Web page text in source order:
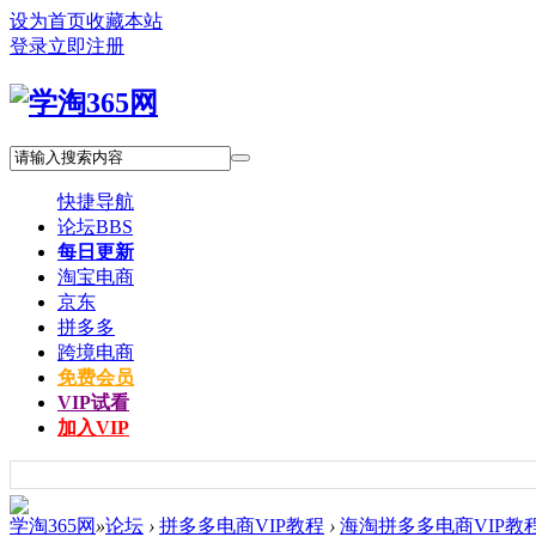
设为首页收藏本站
登录立即注册
快捷导航
论坛BBS
每日更新
淘宝电商
京东
拼多多
跨境电商
免费会员
VIP试看
加入VIP
学淘365网 »论坛 › 拼多多电商VIP教程 › 海淘拼多多电商VIP教